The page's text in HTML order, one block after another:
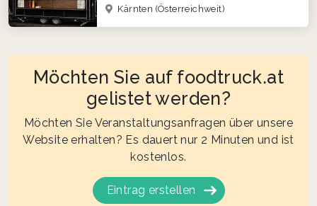
Kärnten (Österreichweit)
Möchten Sie auf foodtruck.at
gelistet werden?
Möchten Sie Veranstaltungsanfragen über unsere
Website erhalten? Es dauert nur 2 Minuten und ist
kostenlos.
Eintrag erstellen